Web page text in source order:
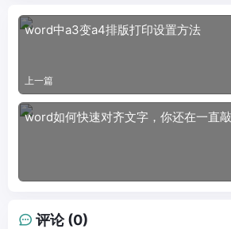
word中a3变a4排版打印设置方法
上一篇
word如何快速对齐文字，你还在一直
评论 (0)